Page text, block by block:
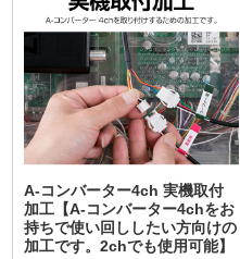
A-コンバーター4ch 実機取付
加工【A-コンバーター4chをお
持ちで使い回ししたい方向けの
加工です。2chでも使用可能】